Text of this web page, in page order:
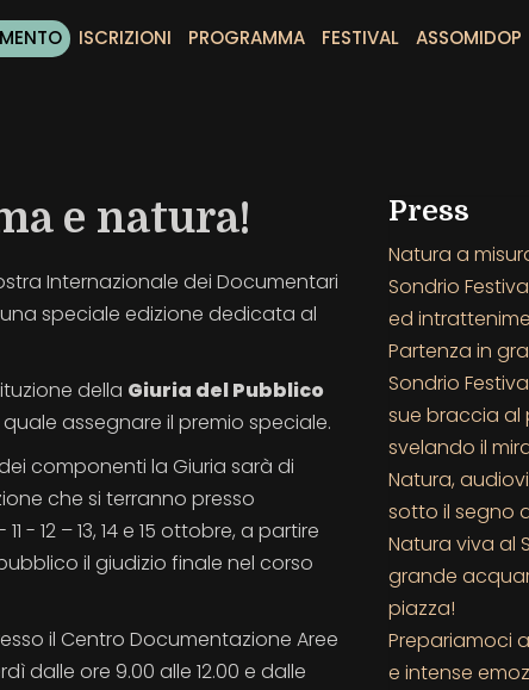
ISCRIZIONI PROGRAMMA FESTIVAL ASSOMIDOP
e natura!
Internazionale dei Documentari
una speciale edizione dedicata al
della Giuria del Pubblico
assegnare il premio speciale.
componenti la Giuria sarà di
che si terranno presso
12 – 13, 14 e 15 ottobre, a partire
il giudizio finale nel corso
il Centro Documentazione Aree
dalle ore 9.00 alle 12.00 e dalle
Press
Natura a
Sondrio
ed
Partenza in
Sondrio
sue braccia al
svelando il
Natura,
sotto il segno
Natura viva al
grande
piazza!
Prepariamoci
e intense